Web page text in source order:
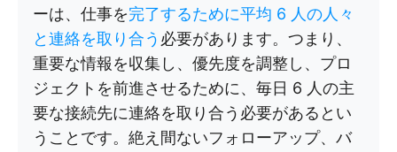
ーは、仕事を完了するために平均 6 人の人々
と連絡を取り合う 必要があります。つまり、
重要な情報を収集し、優先度を調整し、プロ
ジェクトを前進させるために、毎日 6 人の主
要な接続先に連絡を取り合う必要があるとい
うことです。絶え間ないフォローアップ、バ